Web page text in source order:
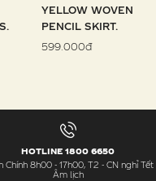
YELLOW WOVEN
PENCIL SKIRT.
599.000đ
HOTLINE 1800 6650
Chính 8h00 - 17h00, T2 - CN nghỉ Tết
Âm lịch